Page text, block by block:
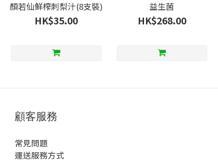
顏若仙鮮榨刺梨汁(8支裝)
HK$35.00
益生菌
HK$268.00
顧客服務
常見問題
運送服務方式